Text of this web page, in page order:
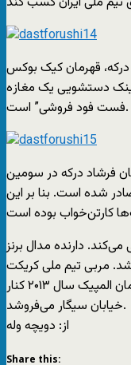
درکه، قهرمان ﮐﯿﮏ ﺑﻮﮐﺲ
ﺩﺳﺘﺸﻮﯾﯽ ﯾﮏ ﻣﻐﺎﺯﻩ
ﻓﺴﺖ ﻓﻮﺩ ﻓﺮﻭﺷﯽ” است.
فرشاد درکه در سومین
فستیوال هنرهای رزمی در سال ۲۰۱۲ صادر شده است. بنا بر این
دارنده مدال برنز
مربی تیم ملی کریکت
ایران کنار خیابان بنزین می‌فروشد. قهرمان المپیک سال ۲۰۱۳ کنار
خیابان سیگار می‌فروشد.
از: دويچه وله
Share this: